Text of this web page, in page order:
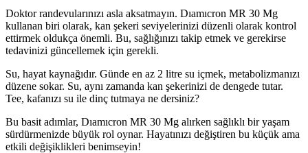
Doktor randevularınızı asla aksatmayın. Dıamıcron MR 30 Mg
kullanan biri olarak, kan şekeri seviyelerinizi düzenli olarak kontrol
ettirmek oldukça önemli. Bu, sağlığınızı takip etmek ve gerekirse
tedavinizi güncellemek için gerekli.
Su, hayat kaynağıdır. Günde en az 2 litre su içmek, metabolizmanızı
düzene sokar. Su, aynı zamanda kan şekerinizi de dengede tutar.
Tee, kafanızı su ile dinç tutmaya ne dersiniz?
Bu basit adımlar, Dıamıcron MR 30 Mg alırken sağlıklı bir yaşam
sürdürmenizde büyük rol oynar. Hayatınızı değiştiren bu küçük ama
etkili değişiklikleri benimseyin!